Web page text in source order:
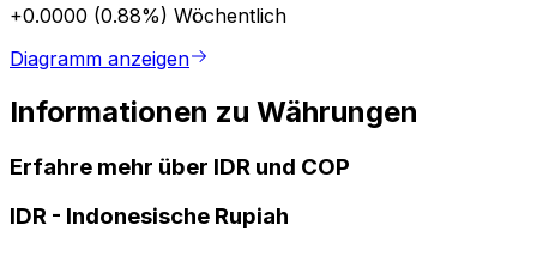
+0.0000 (0.88%) Wöchentlich
Diagramm anzeigen
Informationen zu Währungen
Erfahre mehr über IDR und COP
IDR - Indonesische Rupiah